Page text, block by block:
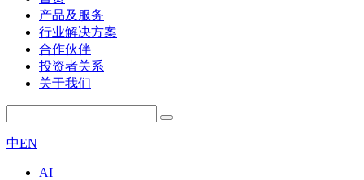
产品及服务
行业解决方案
合作伙伴
投资者关系
关于我们
中EN
AI